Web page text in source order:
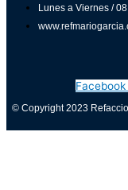
Lunes a Viernes /
Facebook
© Copyright 2023